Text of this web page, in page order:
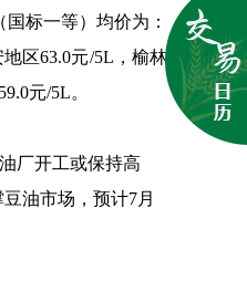
标一等）均价为：
区63.0元/5L，榆林
元/5L。
厂开工或保持高
油市场，预计7月